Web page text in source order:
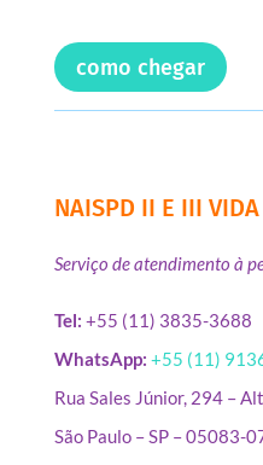
como chegar
NAISPD II E III
Serviço de atendimento à
Tel: +55 (11) 3835-3688
WhatsApp: +55 (11)
Rua Sales Júnior, 294 –
São Paulo – SP – 05083-